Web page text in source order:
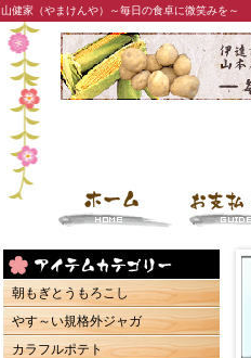
山健家（やまけんや）～毎日の食卓に微笑みを～
朝もぎとうもろこし
やす～い規格外ジャガ
カラフルポテト